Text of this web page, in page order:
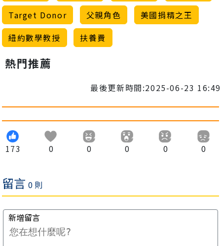
Target Donor
父親角色
美國捐精之王
紐約數學教授
扶養費
熱門推薦
最後更新時間:2025-06-23 16:49
173 0 0 0 0 0